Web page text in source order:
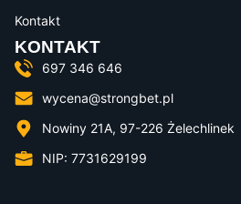
Kontakt
KONTAKT
697 346 646
wycena@strongbet.pl
Nowiny 21A, 97-226 Żelechlinek
NIP: 7731629199